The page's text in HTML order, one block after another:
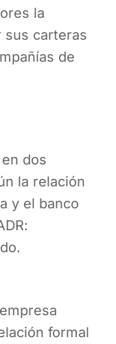
la
sus carteras
de
dos
la relación
y el banco
formal